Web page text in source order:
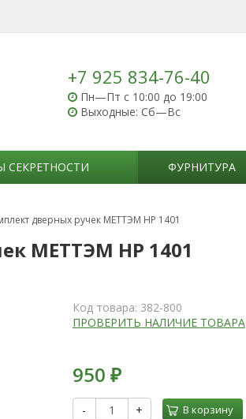
+7 925 834-76-40
Пн—Пт с 10:00 до 19:00
Выходные: Сб—Вс
СЕКРЕТНОСТИ ФУРНИТУРА
дверных ручек МЕТТЭМ НР 1401
МЕТТЭМ НР 1401
Код товара: 382-800
ПРОВЕРИТЬ НАЛИЧИЕ ТОВАРА
950 ₽
- + В корзину